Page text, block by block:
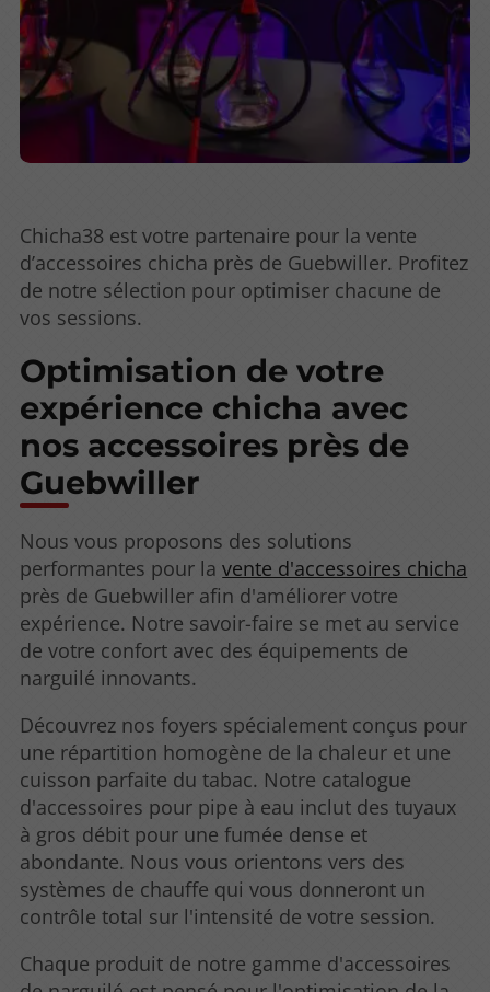
Chicha38 est votre partenaire pour la vente
d’accessoires chicha près de Guebwiller. Profitez
de notre sélection pour optimiser chacune de
vos sessions.
Optimisation de votre
expérience chicha avec
nos accessoires près de
Guebwiller
Nous vous proposons des solutions
performantes pour lavente d'accessoires chicha
près de Guebwiller afin d'améliorer votre
expérience. Notre savoir-faire se met au service
de votre confort avec des équipements de
narguilé innovants.
Découvrez nos foyers spécialement conçus pour
une répartition homogène de la chaleur et une
cuisson parfaite du tabac. Notre catalogue
d'accessoires pour pipe à eau inclut des tuyaux
à gros débit pour une fumée dense et
abondante. Nous vous orientons vers des
systèmes de chauffe qui vous donneront un
contrôle total sur l'intensité de votre session.
Chaque produit de notre gamme d'accessoires